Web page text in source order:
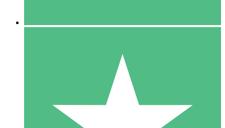
10 Downloads
20 00